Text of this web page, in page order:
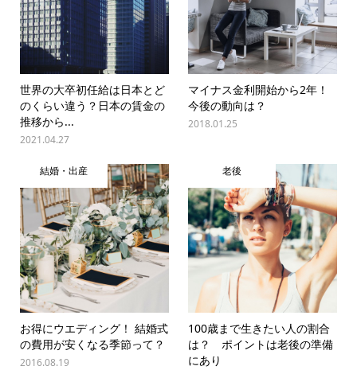
世界の大卒初任給は日本とど
のくらい違う？日本の賃金の
推移から...
2021.04.27
マイナス金利開始から2年！
今後の動向は？
2018.01.25
結婚・出産
お得にウエディング！ 結婚式
の費用が安くなる季節って？
2016.08.19
老後
100歳まで生きたい人の割合
は？ ポイントは老後の準備
にあり